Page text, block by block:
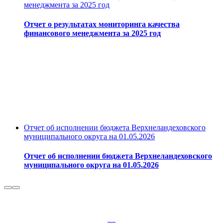
менеджмента за 2025 год
Отчет о результатах мониторинга качества
финансового менеджмента за 2025 год
Отчет об исполнении бюджета Верхнеландеховского
муниципального округа на 01.05.2026
Отчет об исполнении бюджета Верхнеландеховского
муниципального округа на 01.05.2026